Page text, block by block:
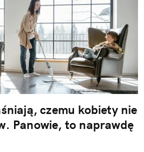
czemu kobiety nie
Panowie, to naprawdę